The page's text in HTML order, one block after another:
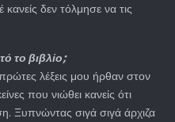
δεν τόλμησε να τις
το βιβλίο;
λέξεις μου ήρθαν στον
που νιώθει κανείς ότι
Ξυπνώντας σιγά σιγά άρχιζα